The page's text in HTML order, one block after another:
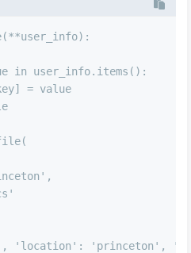
(**user_info):
in user_info.items():
= value
,
'location': 'princeton',